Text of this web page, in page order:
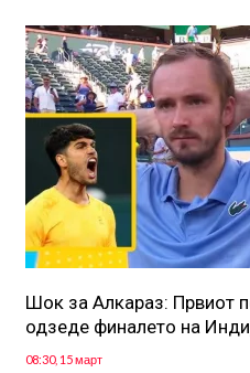
Шок за Алкараз: Првиот
одзеде финалето на
08:30, 15 март